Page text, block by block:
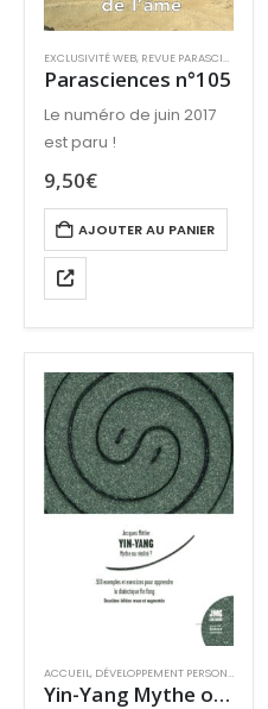
EXCLUSIVITÉ WEB, REVUE PARASCIENCES
Parasciences n°105
Le numéro de juin 2017
est paru !
9,50€
AJOUTER AU PANIER
ACCUEIL , DÉVELOPPEMENT PERSONNEL
Yin-Yang Mythe ou réalité ?